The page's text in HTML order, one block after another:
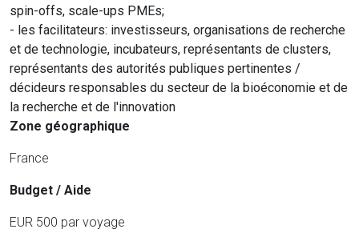
spin-offs, scale-ups PMEs;
- les facilitateurs: investisseurs, organisations de recherche
et de technologie, incubateurs, représentants de clusters,
représentants des autorités publiques pertinentes /
décideurs responsables du secteur de la bioéconomie et de
la recherche et de l'innovation
Zone géographique
France
Budget / Aide
EUR 500 par voyage